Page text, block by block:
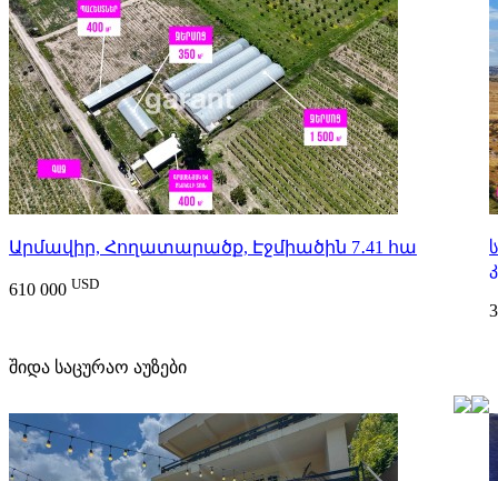
Արմավիր, Հողատարածք, Էջմիածին 7․41 հա
610 000 USD
შიდა საცურაო აუზები